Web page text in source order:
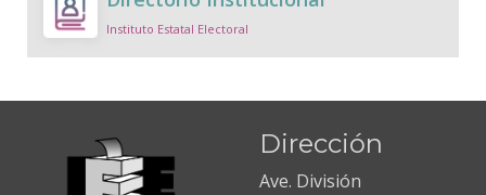
Instituto Estatal Electoral
Dirección
Ave. División